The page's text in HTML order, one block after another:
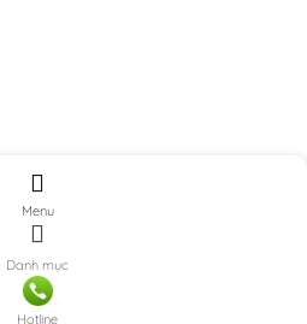
Menu
Danh mục
Hotline